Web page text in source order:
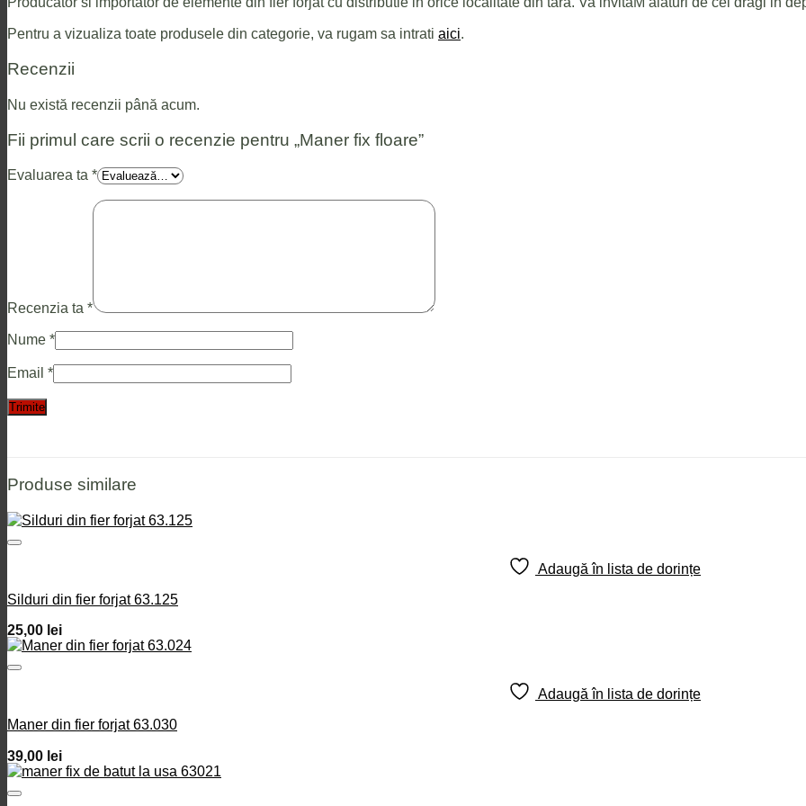
Pentru a vizualiza toate produsele din categorie, va rugam sa intrati aici.
Recenzii
Nu există recenzii până acum.
Fii primul care scrii o recenzie pentru „Maner fix floare”
Evaluarea ta *
Recenzia ta *
Nume *
Email *
Produse similare
Adaugă în lista de dorințe
Silduri din fier forjat 63.125
25,00 lei
Adaugă în lista de dorințe
Maner din fier forjat 63.030
39,00 lei